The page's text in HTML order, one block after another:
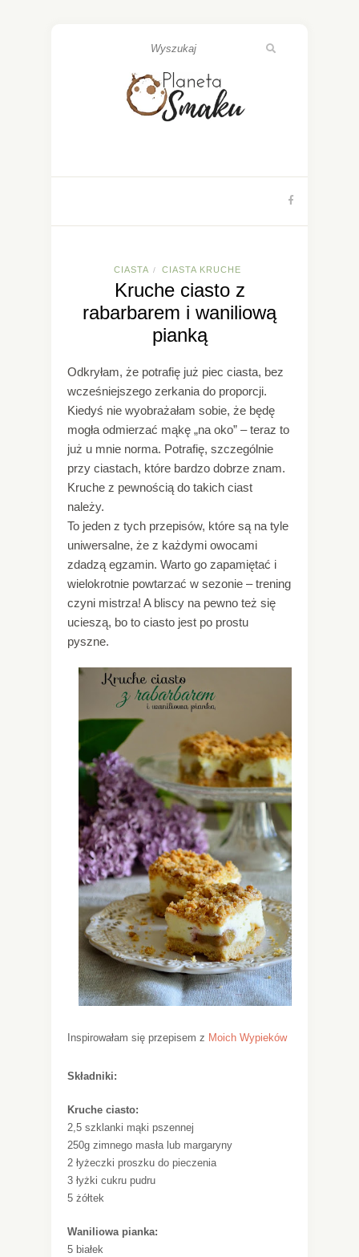
CIASTA / CIASTA KRUCHE
Kruche ciasto z
rabarbarem i waniliową
pianką
Odkryłam, że potrafię już piec ciasta, bez
wcześniejszego zerkania do proporcji.
Kiedyś nie wyobrażałam sobie, że będę
mogła odmierzać mąkę „na oko” – teraz to
już u mnie norma. Potrafię, szczególnie
przy ciastach, które bardzo dobrze znam.
Kruche z pewnością do takich ciast
należy.
To jeden z tych przepisów, które są na tyle
uniwersalne, że z każdymi owocami
zdadzą egzamin. Warto go zapamiętać i
wielokrotnie powtarzać w sezonie – trening
czyni mistrza! A bliscy na pewno też się
ucieszą, bo to ciasto jest po prostu
pyszne.
Inspirowałam się przepisem z Moich Wypieków
Składniki:
Kruche ciasto:
2,5 szklanki mąki pszennej
250g zimnego masła lub margaryny
2 łyżeczki proszku do pieczenia
3 łyżki cukru pudru
5 żółtek
Waniliowa pianka:
5 białek